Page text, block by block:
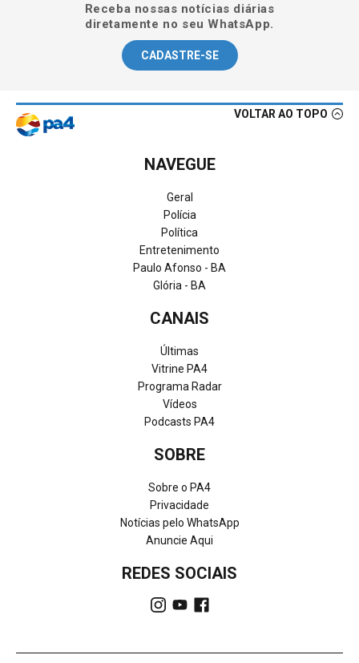
Receba nossas notícias diárias
diretamente no seu WhatsApp.
CADASTRE-SE
VOLTAR AO TOPO
NAVEGUE
Geral
Polícia
Política
Entretenimento
Paulo Afonso - BA
Glória - BA
CANAIS
Últimas
Vitrine PA4
Programa Radar
Vídeos
Podcasts PA4
SOBRE
Sobre o PA4
Privacidade
Notícias pelo WhatsApp
Anuncie Aqui
REDES SOCIAIS